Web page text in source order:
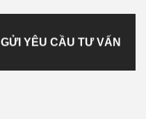
GỬI YÊU CẦU TƯ VẤN